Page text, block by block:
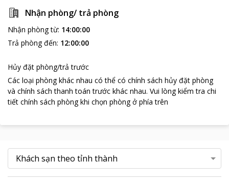
Nhận phòng/ trả phòng
Nhận phòng từ: 14:00:00
Trả phòng đến: 12:00:00
Hủy đặt phòng/trả trước
Các loại phòng khác nhau có thể có chính sách hủy đặt phòng
và chính sách thanh toán trước khác nhau. Vui lòng kiểm tra chi
tiết chính sách phòng khi chọn phòng ở phía trên